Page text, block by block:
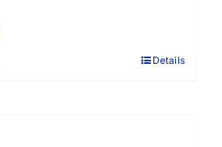
Details